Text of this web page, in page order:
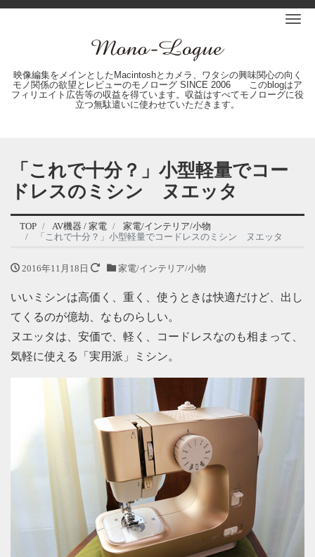
映像編集をメインとしたMacintoshとカメラ、ワタシの興味関心の向く
モノ関係の欲望とレビューのモノローグ SINCE 2006 このblogはア
フィリエイト広告等の収益を得ています。収益はすべてモノローグに役
立つ無駄遣いに使わせていただきます。
「これで十分？」小型軽量でコー
ドレスのミシン ヌエッタ
TOP AV機器 / 家電
家電/インテリア/小物
「これで十分？」小型軽量でコードレスのミシン ヌエッタ
2016年11月18日 家電/インテリア/小物
いいミシンは高価く、重く、使うときは快適だけど、出し
てくるのが億劫、なものらしい。
ヌエッタは、安価で、軽く、コードレスなのも相まって、
気軽に使える「実用派」ミシン。